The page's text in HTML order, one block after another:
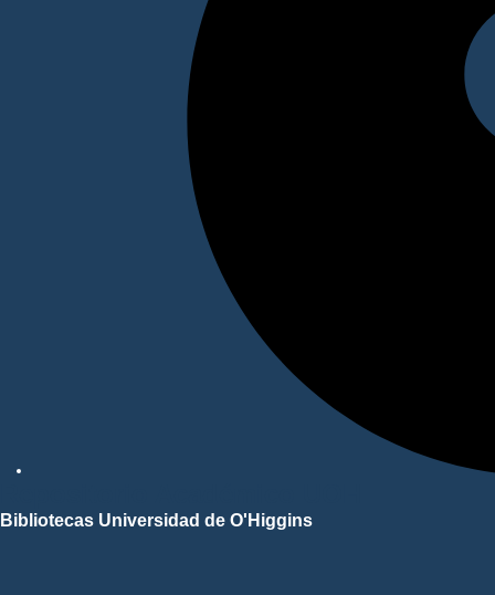
Bibliotecas Universidad de O'Higgins